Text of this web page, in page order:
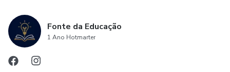
Fonte da Educação
1 Ano Hotmarter